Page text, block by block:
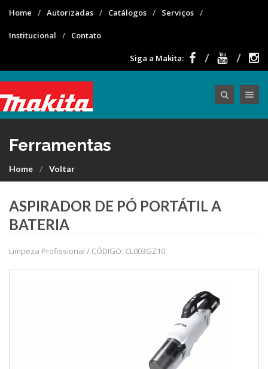
Home Autorizadas Catálogos Serviços
Institucional Contato
Siga a Makita:
Ferramentas
Home Voltar
ASPIRADOR DE PÓ PORTÁTIL A
BATERIA
Limpeza Profissional / CÓDIGO: CL003GZ10